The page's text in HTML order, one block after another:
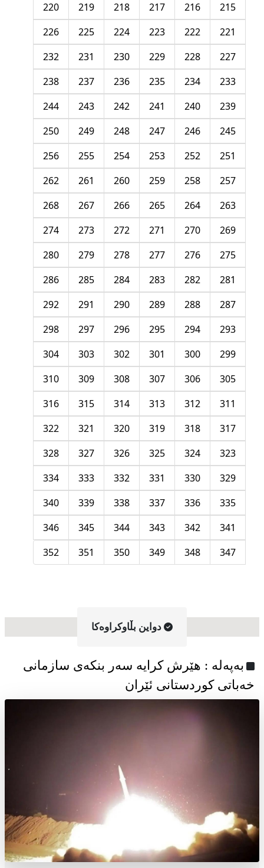
215
216
217
218
219
220
221
222
223
224
225
226
227
228
229
230
231
232
233
234
235
236
237
238
239
240
241
242
243
244
245
246
247
248
249
250
251
252
253
254
255
256
257
258
259
260
261
262
263
264
265
266
267
268
269
270
271
272
273
274
275
276
277
278
279
280
281
282
283
284
285
286
287
288
289
290
291
292
293
294
295
296
297
298
299
300
301
302
303
304
305
306
307
308
309
310
311
312
313
314
315
316
317
318
319
320
321
322
323
324
325
326
327
328
329
330
331
332
333
334
335
336
337
338
339
340
341
342
343
344
345
346
347
348
349
350
351
352
دواین بڵاوکراوه‌کا
به‌په‌له‌ : هێرش کرایە سەر بنکەی سازمانی
خەباتی کوردستانی ئێران